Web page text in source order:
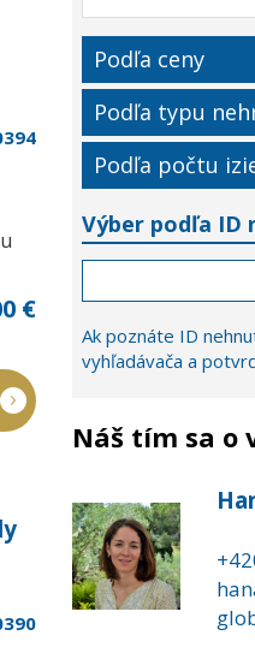
€
Podľa ceny
Podľa typu
Podľa počtu
Výber podľa ID
Ak poznáte ID
vyhľadávača a
Náš tím sa o